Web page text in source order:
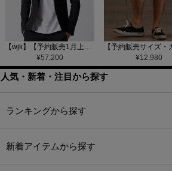
【wjk】【予約販売1月上旬～中旬入荷】function knit jacket(jacquard check) ニットジャケット(207 mw08j)
¥57,200
¥12,980
人気・新着・注目から探す
ランキングから探す
新着アイテムから探す